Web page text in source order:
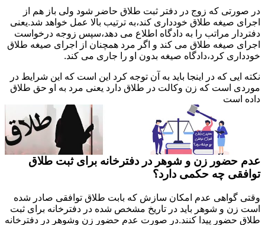
در صورتی که زوج در دفتر ثبت طلاق حاضر شود ولی باز هم از
اجرای صیغه طلاق خودداری کند،به ترتیب بالا عمل خواهد شد.یعنی
دفتردار مراتب را به دادگاه اطلاع می دهد،سپس زوجه درخواست
اجرای صیغه طلاق می کند و اگر مرد همچنان از اجرای صیغه طلاق
خودداری کرد،دادگاه صیغه بدون او را جاری می کند.
نکته ایی که در اینجا باید به آن توجه کرد این است که این شرایط در
موردی است که زن وکالت در طلاق دارد یعنی مرد به او حق طلاق
داده است
عدم حضور زن و شوهر در دفترخانه برای ثبت طلاق
توافقی چه حکمی دارد؟
وقتی گواهی عدم امکان سازش که بابت طلاق توافقی صادر شده
است زن و شوهر باید در تاریخ مشخص شده در دفترخانه برای ثبت
طلاق حضور پیدا کنند.در صورت عدم حضور زن وشوهر در دفترخانه